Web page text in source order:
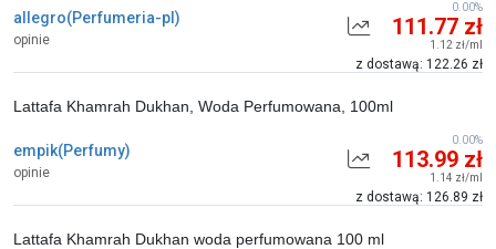
allegro(Perfumeria-pl)
opinie 111.77 zł
1.12 zł/ml
z dostawą: 122.26 zł
0.00%
empik(Perfumy)
opinie
Lattafa Khamrah Dukhan, Woda Perfumowana, 100ml
113.99 zł
1.14 zł/ml
z dostawą: 126.89 zł
0.00%
Lattafa Khamrah Dukhan woda perfumowana 100 ml